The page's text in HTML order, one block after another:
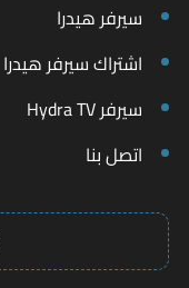
سيرفر هيدرا
اشتراك سيرفر هيدرا
سيرفر Hydra TV
اتصل بنا